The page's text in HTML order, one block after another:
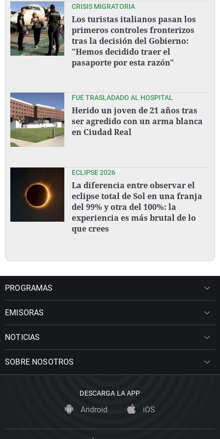
CRISIS MIGRATORIA
Los turistas italianos pasan los
primeros controles fronterizos
tras la decisión del Gobierno:
"Hemos decidido traer el
pasaporte por esta razón"
FUE TRASLADADO AL HOSPITAL
Herido un joven de 21 años tras
ser agredido con un arma blanca
en Ciudad Real
ECLIPSE 2026
La diferencia entre observar el
eclipse total de Sol en una franja
del 99% y otra del 100%: la
experiencia es más brutal de lo
que crees
PROGRAMAS
EMISORAS
NOTICIAS
SOBRE NOSOTROS
DESCARGA LA APP
Android iOS